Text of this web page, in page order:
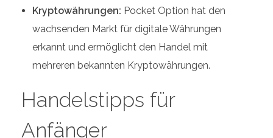
Kryptowährungen: Pocket Option hat den
wachsenden Markt für digitale Währungen
erkannt und ermöglicht den Handel mit
mehreren bekannten Kryptowährungen.
Handelstipps für
Anfänger